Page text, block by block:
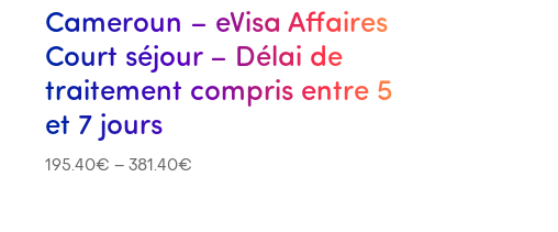
Cameroun – eVisa Affaires
Court séjour – Délai de
traitement compris entre 5
et 7 jours
195.40€ –381.40€